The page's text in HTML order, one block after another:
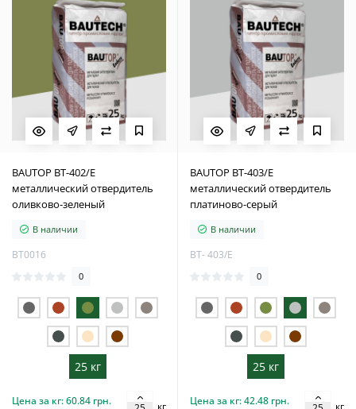
BAUTOP BT-402/Е
металлический отвердитель
оливково-зеленый
В наличии
BT0016
0
25 кг
Цена за кг: 60.84 грн. кг
BAUTOP BT-403/E
металлический отвердитель
платиново-серый
В наличии
BT- 403/E
0
25 кг
Цена за кг: 42.48 грн. кг